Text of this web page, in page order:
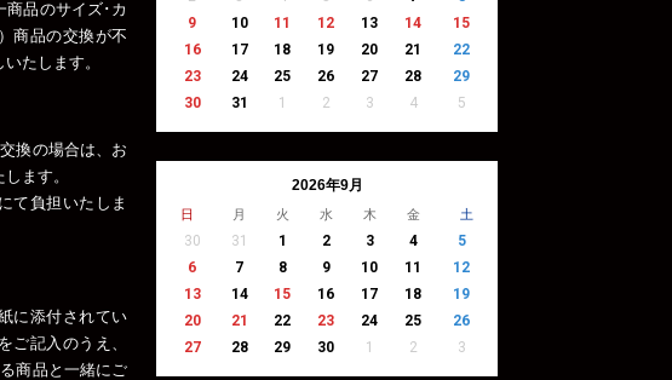
商品のサイズ･カ
商品の交換が不
たします。
換の場合は、お
ます。
て負担いたしま
に添付されてい
ご記入のうえ、
商品と一緒にご
9
10 11 12 13 14
15
16
17 18 19 20 21
22
23
24 25 26 27 28
29
30
31 1 2 3 4 5
2026年9月
日 月 火 水 木 金 土
30 31 1 2 3 4
5
6
7 8 9 10 11
12
13
14 15 16 17 18
19
20
21 22 23 24 25
26
27
28 29 30 1 2 3